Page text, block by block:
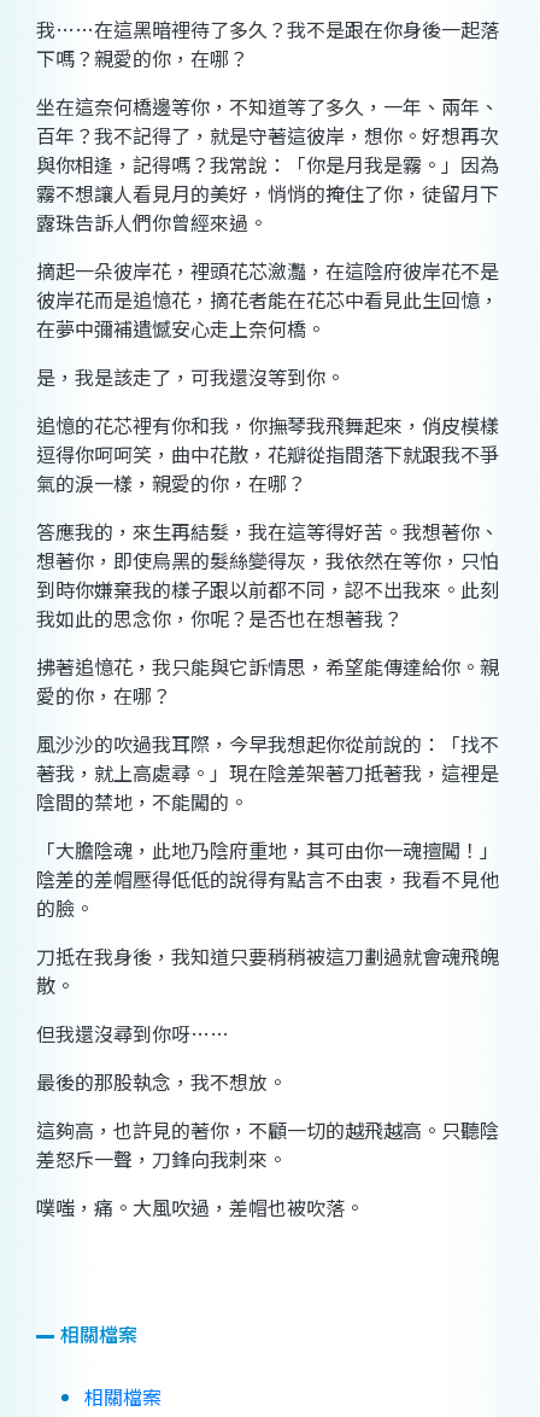
我……在這黑暗裡待了多久？我不是跟在你身後一起落
下嗎？親愛的你，在哪？
坐在這奈何橋邊等你，不知道等了多久，一年、兩年、
百年？我不記得了，就是守著這彼岸，想你。好想再次
與你相逢，記得嗎？我常說：「你是月我是霧。」因為
霧不想讓人看見月的美好，悄悄的掩住了你，徒留月下
露珠告訴人們你曾經來過。
摘起一朵彼岸花，裡頭花芯瀲灩，在這陰府彼岸花不是
彼岸花而是追憶花，摘花者能在花芯中看見此生回憶，
在夢中彌補遺憾安心走上奈何橋。
是，我是該走了，可我還沒等到你。
追憶的花芯裡有你和我，你撫琴我飛舞起來，俏皮模樣
逗得你呵呵笑，曲中花散，花瓣從指間落下就跟我不爭
氣的淚一樣，親愛的你，在哪？
答應我的，來生再結髮，我在這等得好苦。我想著你、
想著你，即使烏黑的髮絲變得灰，我依然在等你，只怕
到時你嫌棄我的樣子跟以前都不同，認不出我來。此刻
我如此的思念你，你呢？是否也在想著我？
拂著追憶花，我只能與它訴情思，希望能傳達給你。親
愛的你，在哪？
風沙沙的吹過我耳際，今早我想起你從前說的：「找不
著我，就上高處尋。」現在陰差架著刀抵著我，這裡是
陰間的禁地，不能闖的。
「大膽陰魂，此地乃陰府重地，其可由你一魂擅闖！」
陰差的差帽壓得低低的說得有點言不由衷，我看不見他
的臉。
刀抵在我身後，我知道只要稍稍被這刀劃過就會魂飛魄
散。
但我還沒尋到你呀……
最後的那股執念，我不想放。
這夠高，也許見的著你，不顧一切的越飛越高。只聽陰
差怒斥一聲，刀鋒向我刺來。
噗嗤，痛。大風吹過，差帽也被吹落。
相關檔案
相關檔案